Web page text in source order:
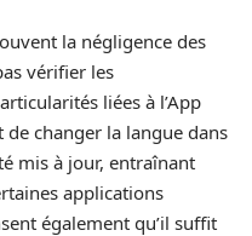
la négligence des
vérifier les
liées à l’App
de changer la langue dans
mis à jour, entraînant
applications
également qu’il suffit